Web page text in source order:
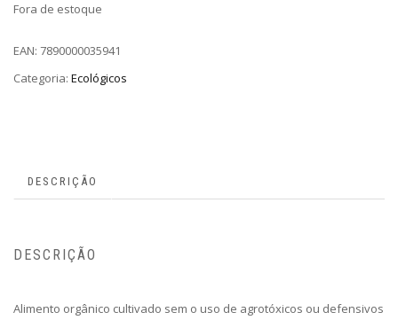
Fora de estoque
EAN: 7890000035941
Categoria: Ecológicos
DESCRIÇÃO
DESCRIÇÃO
Alimento orgânico cultivado sem o uso de agrotóxicos ou defensivos